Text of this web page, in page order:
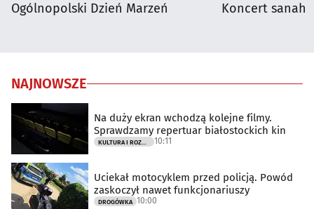
Ogólnopolski Dzień Marzeń Koncert sanah
NAJNOWSZE
Na duży ekran wchodzą kolejne filmy.
Sprawdzamy repertuar białostockich kin
10:11
Uciekał motocyklem przed policją. Powód
zaskoczył nawet funkcjonariuszy
DROGÓWKA 10:00